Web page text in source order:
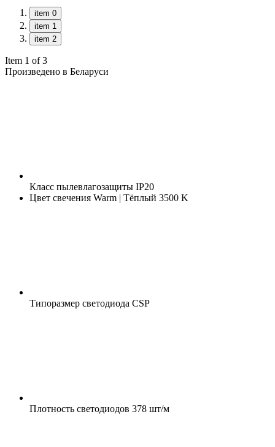
item 0
item 1
item 2
Item 1 of 3
Произведено в Беларуси
Класс пылевлагозащиты IP20
Цвет свечения Warm | Тёплый 3500 K
Типоразмер светодиода CSP
Плотность светодиодов 378 шт/м